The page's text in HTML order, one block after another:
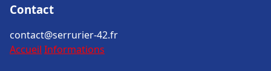
Contact
contact@serrurier-42.fr
Accueil Informations